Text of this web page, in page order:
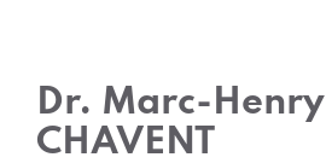
Dr. Marc-Henry
CHAVENT